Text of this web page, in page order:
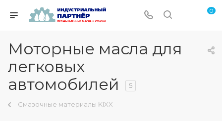
0
Моторные масла для
легковых
автомобилей
5
Смазочные материалы KIXX